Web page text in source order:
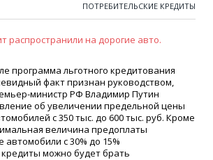
ПОТРЕБИТЕЛЬСКИЕ КРЕДИТЫ
программа льготного кредитования
факт признан руководством,
министр РФ Владимир Путин
об увеличении предельной цены
с 350 тыс. до 600 тыс. руб. Кроме
величина предоплаты
с 30% до 15%
кредиты можно будет брать